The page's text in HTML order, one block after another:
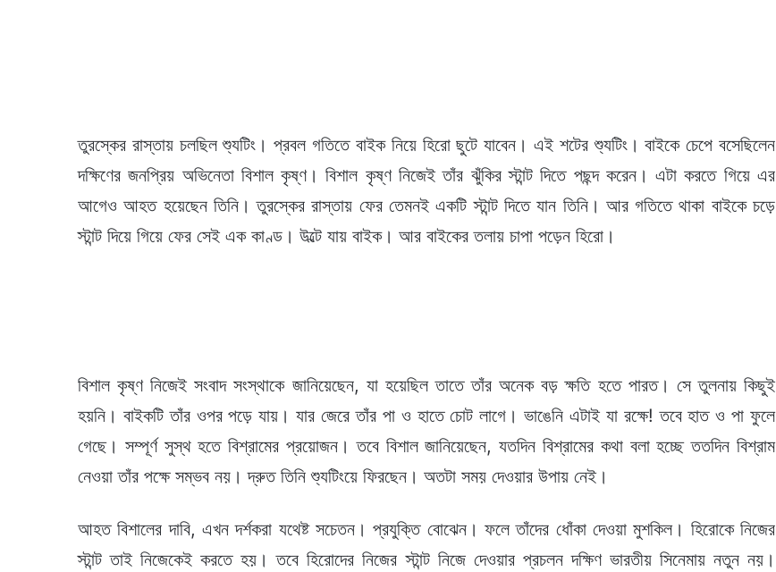
তুরস্কের রাস্তায় চলছিল শ্যুটিং। প্রবল গতিতে বাইক নিয়ে হিরো ছুটে যাবেন। এই শটের শ্যুটিং। বাইকে চেপে বসেছিলেন
দক্ষিণের জনপ্রিয় অভিনেতা বিশাল কৃষ্ণ। বিশাল কৃষ্ণ নিজেই তাঁর ঝুঁকির স্টান্ট দিতে পছন্দ করেন। এটা করতে গিয়ে এর
আগেও আহত হয়েছেন তিনি। তুরস্কের রাস্তায় ফের তেমনই একটি স্টান্ট দিতে যান তিনি। আর গতিতে থাকা বাইকে চড়ে
স্টান্ট দিয়ে গিয়ে ফের সেই এক কাণ্ড। উল্টে যায় বাইক। আর বাইকের তলায় চাপা পড়েন হিরো।
বিশাল কৃষ্ণ নিজেই সংবাদ সংস্থাকে জানিয়েছেন, যা হয়েছিল তাতে তাঁর অনেক বড় ক্ষতি হতে পারত। সে তুলনায় কিছুই
হয়নি। বাইকটি তাঁর ওপর পড়ে যায়। যার জেরে তাঁর পা ও হাতে চোট লাগে। ভাঙেনি এটাই যা রক্ষে! তবে হাত ও পা ফুলে
গেছে। সম্পূর্ণ সুস্থ হতে বিশ্রামের প্রয়োজন। তবে বিশাল জানিয়েছেন, যতদিন বিশ্রামের কথা বলা হচ্ছে ততদিন বিশ্রাম
নেওয়া তাঁর পক্ষে সম্ভব নয়। দ্রুত তিনি শ্যুটিংয়ে ফিরছেন। অতটা সময় দেওয়ার উপায় নেই।
আহত বিশালের দাবি, এখন দর্শকরা যথেষ্ট সচেতন। প্রযুক্তি বোঝেন। ফলে তাঁদের ধোঁকা দেওয়া মুশকিল। হিরোকে নিজের
স্টান্ট তাই নিজেকেই করতে হয়। তবে হিরোদের নিজের স্টান্ট নিজে দেওয়ার প্রচলন দক্ষিণ ভারতীয় সিনেমায় নতুন নয়।